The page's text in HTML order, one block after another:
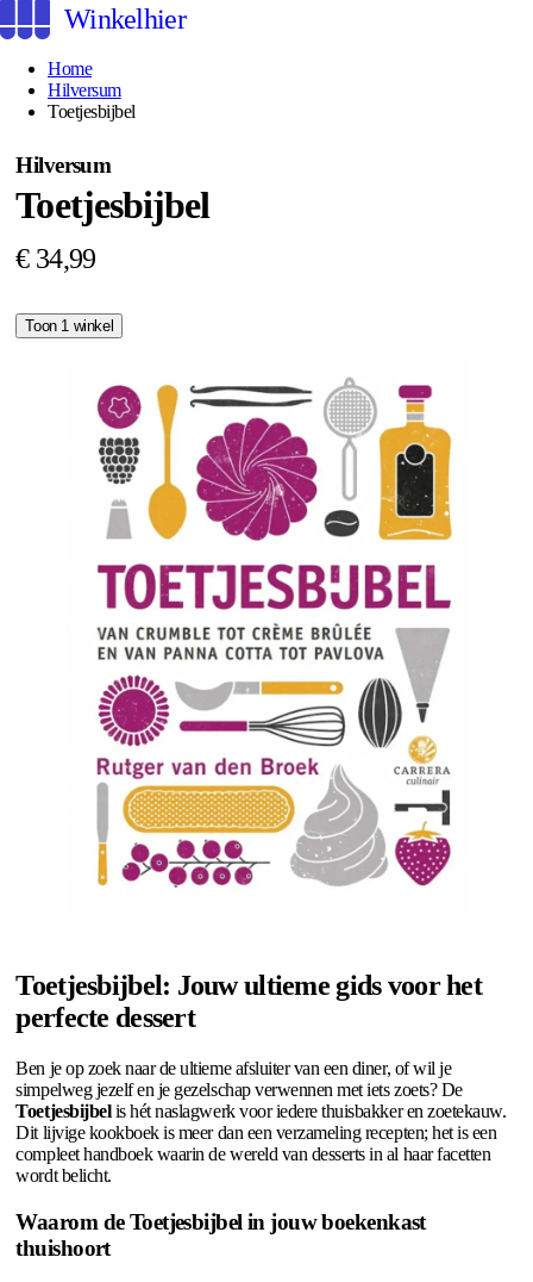
Winkelhier
Home
Hilversum
Toetjesbijbel
Hilversum
Toetjesbijbel
€ 34,99
Toon 1 winkel
Toetjesbijbel: Jouw ultieme gids voor het
perfecte dessert
Ben je op zoek naar de ultieme afsluiter van een diner, of wil je
simpelweg jezelf en je gezelschap verwennen met iets zoets? De
Toetjesbijbelis hét naslagwerk voor iedere thuisbakker en zoetekauw.
Dit lijvige kookboek is meer dan een verzameling recepten; het is een
compleet handboek waarin de wereld van desserts in al haar facetten
wordt belicht.
Waarom de Toetjesbijbel in jouw boekenkast
thuishoort